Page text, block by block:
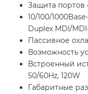
Защита портов
10/100/
Duplex MDI/
Пассивное
Возможность
Встроенный
50/60Hz, 120W
Габаритные